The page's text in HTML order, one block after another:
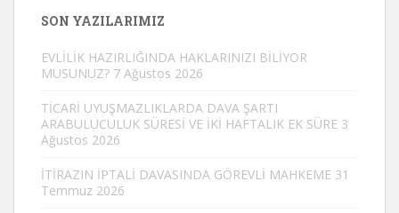
SON YAZILARIMIZ
EVLİLİK HAZIRLIĞINDA HAKLARINIZI BİLİYOR
MUSUNUZ? 7 Ağustos 2026
TİCARİ UYUŞMAZLIKLARDA DAVA ŞARTI
ARABULUCULUK SÜRESİ VE İKİ HAFTALIK EK SÜRE 3
Ağustos 2026
İTİRAZIN İPTALİ DAVASINDA GÖREVLİ MAHKEME 31
Temmuz 2026